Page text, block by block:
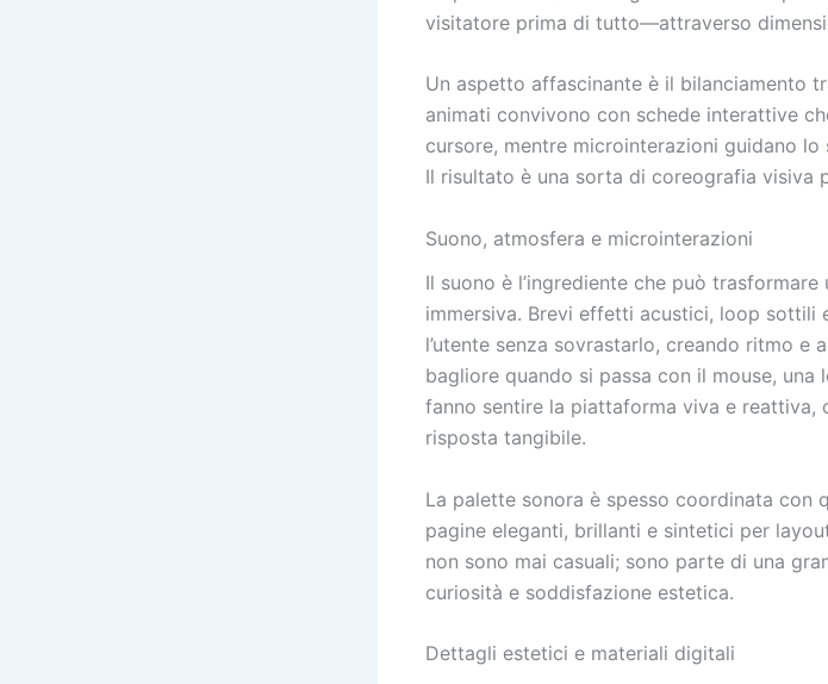
visitatore prima di tutto—attraverso
Un aspetto affascinante è il bilanciamento
animati convivono con schede interattive
cursore, mentre microinterazioni guidano
Il risultato è una sorta di coreografia visiva
Suono, atmosfera e microinterazioni
Il suono è l’ingrediente che può trasformare
immersiva. Brevi effetti acustici, loop sottili
l’utente senza sovrastarlo, creando ritmo
bagliore quando si passa con il mouse,
fanno sentire la piattaforma viva e reattiva,
risposta tangibile.
La palette sonora è spesso coordinata con
pagine eleganti, brillanti e sintetici per
non sono mai casuali; sono parte di una
curiosità e soddisfazione estetica.
Dettagli estetici e materiali digitali